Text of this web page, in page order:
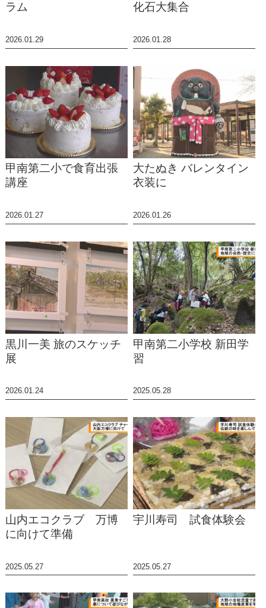
ラム
2026.01.29
化石大集合
2026.01.28
甲南第二小で食育出張
講座
2026.01.27
大たぬき バレンタイン
衣装に
2026.01.26
黒川一美 旅のスケッチ
展
2026.01.24
甲南第二小学校 新田学
習
2025.05.28
山内エコクラブ 万博
に向けて準備
2025.05.27
宇川寿司 試食体験会
2025.05.27